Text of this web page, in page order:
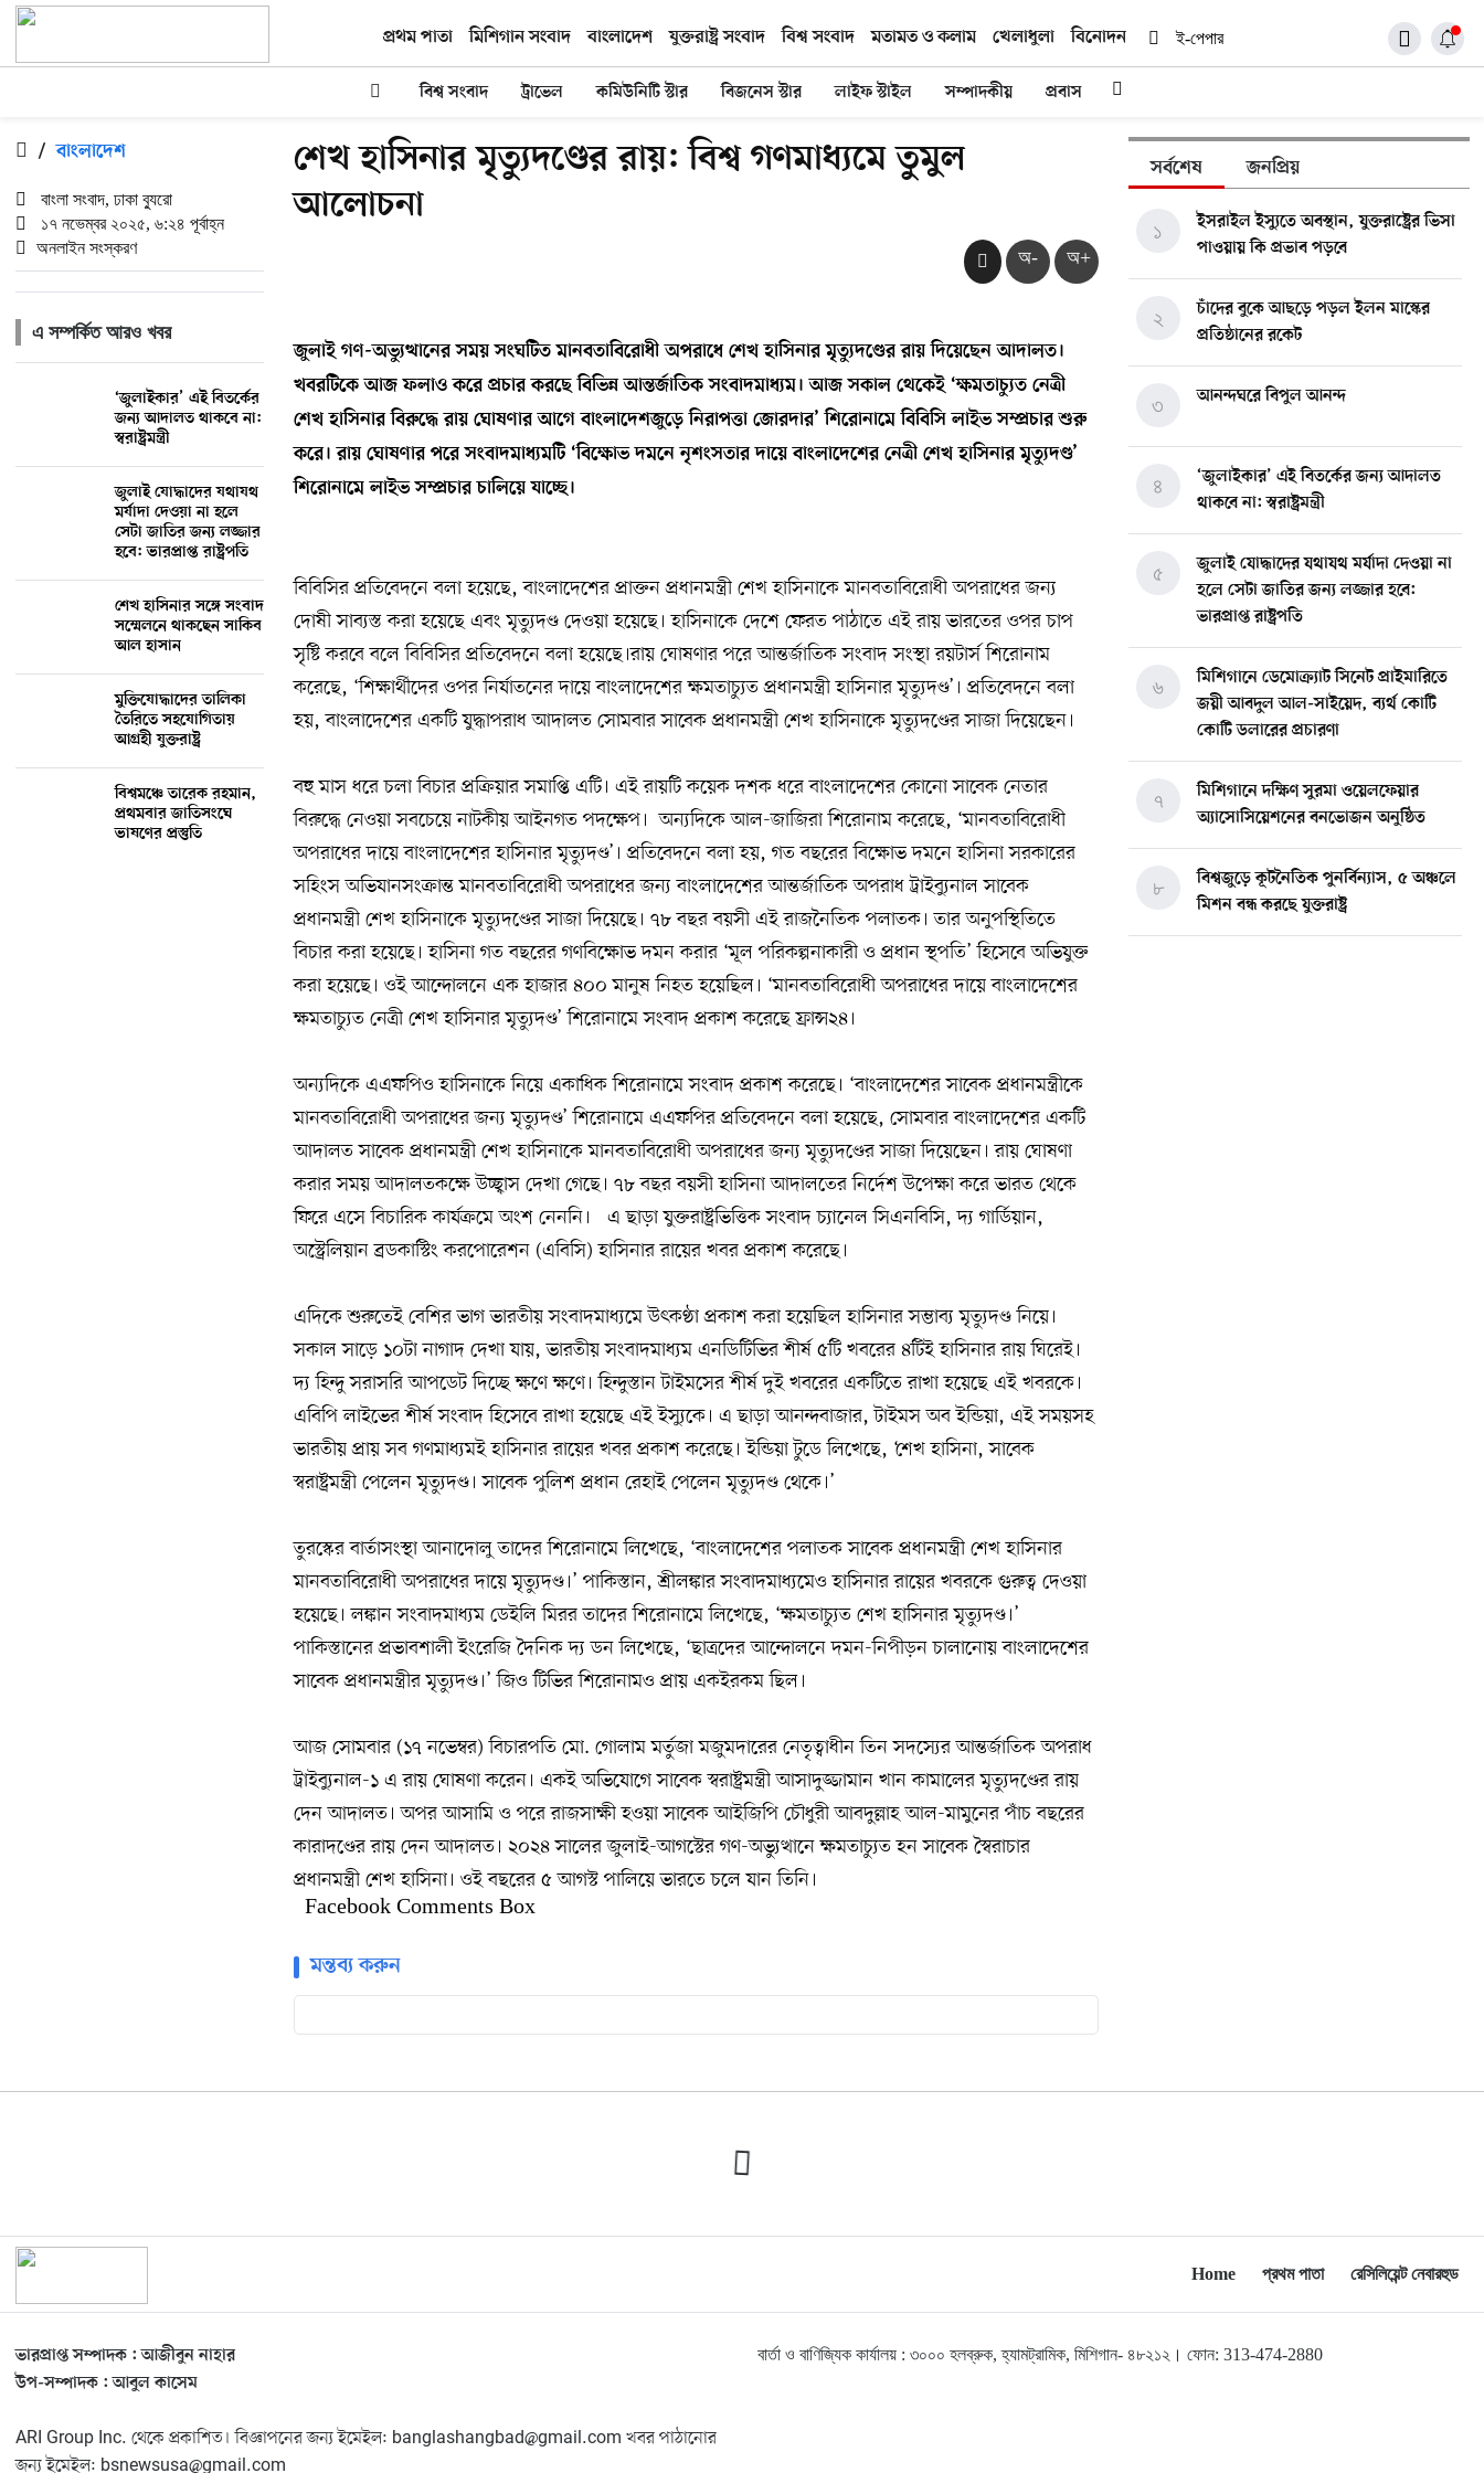
প্রথম পাতা মিশিগান সংবাদ বাংলাদেশ যুক্তরাষ্ট্র সংবাদ বিশ্ব সংবাদ মতামত ও কলাম খেলাধুলা বিনোদন ই-পেপার
বিশ্ব সংবাদ ট্রাভেল কমিউনিটি স্টার বিজনেস স্টার লাইফ স্টাইল সম্পাদকীয় প্রবাস
/ বাংলাদেশ
বাংলা সংবাদ, ঢাকা ব্যুরো
১৭ নভেম্বর ২০২৫, ৬:২৪ পূর্বাহ্ন
অনলাইন সংস্করণ
এ সম্পর্কিত আরও খবর
‘জুলাইকার’ এই বিতর্কের
জন্য আদালত থাকবে না:
স্বরাষ্ট্রমন্ত্রী
জুলাই যোদ্ধাদের যথাযথ
মর্যাদা দেওয়া না হলে
সেটা জাতির জন্য লজ্জার
হবে: ভারপ্রাপ্ত রাষ্ট্রপতি
শেখ হাসিনার সঙ্গে সংবাদ
সম্মেলনে থাকছেন সাকিব
আল হাসান
মুক্তিযোদ্ধাদের তালিকা
তৈরিতে সহযোগিতায়
আগ্রহী যুক্তরাষ্ট্র
বিশ্বমঞ্চে তারেক রহমান,
প্রথমবার জাতিসংঘে
ভাষণের প্রস্তুতি
শেখ হাসিনার মৃত্যুদণ্ডের রায়: বিশ্ব গণমাধ্যমে তুমুল
আলোচনা
অ- অ+
জুলাই গণ-অভ্যুত্থানের সময় সংঘটিত মানবতাবিরোধী অপরাধে শেখ হাসিনার মৃত্যুদণ্ডের রায় দিয়েছেন আদালত।
খবরটিকে আজ ফলাও করে প্রচার করছে বিভিন্ন আন্তর্জাতিক সংবাদমাধ্যম। আজ সকাল থেকেই ‘ক্ষমতাচ্যুত নেত্রী
শেখ হাসিনার বিরুদ্ধে রায় ঘোষণার আগে বাংলাদেশজুড়ে নিরাপত্তা জোরদার’ শিরোনামে বিবিসি লাইভ সম্প্রচার শুরু
করে। রায় ঘোষণার পরে সংবাদমাধ্যমটি ‘বিক্ষোভ দমনে নৃশংসতার দায়ে বাংলাদেশের নেত্রী শেখ হাসিনার মৃত্যুদণ্ড’
শিরোনামে লাইভ সম্প্রচার চালিয়ে যাচ্ছে।
বিবিসির প্রতিবেদনে বলা হয়েছে, বাংলাদেশের প্রাক্তন প্রধানমন্ত্রী শেখ হাসিনাকে মানবতাবিরোধী অপরাধের জন্য
দোষী সাব্যস্ত করা হয়েছে এবং মৃত্যুদণ্ড দেওয়া হয়েছে। হাসিনাকে দেশে ফেরত পাঠাতে এই রায় ভারতের ওপর চাপ
সৃষ্টি করবে বলে বিবিসির প্রতিবেদনে বলা হয়েছে।রায় ঘোষণার পরে আন্তর্জাতিক সংবাদ সংস্থা রয়টার্স শিরোনাম
করেছে, ‘শিক্ষার্থীদের ওপর নির্যাতনের দায়ে বাংলাদেশের ক্ষমতাচ্যুত প্রধানমন্ত্রী হাসিনার মৃত্যুদণ্ড’। প্রতিবেদনে বলা
হয়, বাংলাদেশের একটি যুদ্ধাপরাধ আদালত সোমবার সাবেক প্রধানমন্ত্রী শেখ হাসিনাকে মৃত্যুদণ্ডের সাজা দিয়েছেন।
বহু মাস ধরে চলা বিচার প্রক্রিয়ার সমাপ্তি এটি। এই রায়টি কয়েক দশক ধরে বাংলাদেশের কোনো সাবেক নেতার
বিরুদ্ধে নেওয়া সবচেয়ে নাটকীয় আইনগত পদক্ষেপ। অন্যদিকে আল-জাজিরা শিরোনাম করেছে, ‘মানবতাবিরোধী
অপরাধের দায়ে বাংলাদেশের হাসিনার মৃত্যুদণ্ড’। প্রতিবেদনে বলা হয়, গত বছরের বিক্ষোভ দমনে হাসিনা সরকারের
সহিংস অভিযানসংক্রান্ত মানবতাবিরোধী অপরাধের জন্য বাংলাদেশের আন্তর্জাতিক অপরাধ ট্রাইব্যুনাল সাবেক
প্রধানমন্ত্রী শেখ হাসিনাকে মৃত্যুদণ্ডের সাজা দিয়েছে। ৭৮ বছর বয়সী এই রাজনৈতিক পলাতক। তার অনুপস্থিতিতে
বিচার করা হয়েছে। হাসিনা গত বছরের গণবিক্ষোভ দমন করার ‘মূল পরিকল্পনাকারী ও প্রধান স্থপতি’ হিসেবে অভিযুক্ত
করা হয়েছে। ওই আন্দোলনে এক হাজার ৪০০ মানুষ নিহত হয়েছিল। ‘মানবতাবিরোধী অপরাধের দায়ে বাংলাদেশের
ক্ষমতাচ্যুত নেত্রী শেখ হাসিনার মৃত্যুদণ্ড’ শিরোনামে সংবাদ প্রকাশ করেছে ফ্রান্স২৪।
অন্যদিকে এএফপিও হাসিনাকে নিয়ে একাধিক শিরোনামে সংবাদ প্রকাশ করেছে। ‘বাংলাদেশের সাবেক প্রধানমন্ত্রীকে
মানবতাবিরোধী অপরাধের জন্য মৃত্যুদণ্ড’ শিরোনামে এএফপির প্রতিবেদনে বলা হয়েছে, সোমবার বাংলাদেশের একটি
আদালত সাবেক প্রধানমন্ত্রী শেখ হাসিনাকে মানবতাবিরোধী অপরাধের জন্য মৃত্যুদণ্ডের সাজা দিয়েছেন। রায় ঘোষণা
করার সময় আদালতকক্ষে উচ্ছ্বাস দেখা গেছে। ৭৮ বছর বয়সী হাসিনা আদালতের নির্দেশ উপেক্ষা করে ভারত থেকে
ফিরে এসে বিচারিক কার্যক্রমে অংশ নেননি। এ ছাড়া যুক্তরাষ্ট্রভিত্তিক সংবাদ চ্যানেল সিএনবিসি, দ্য গার্ডিয়ান,
অস্ট্রেলিয়ান ব্রডকাস্টিং করপোরেশন (এবিসি) হাসিনার রায়ের খবর প্রকাশ করেছে।
এদিকে শুরুতেই বেশির ভাগ ভারতীয় সংবাদমাধ্যমে উৎকণ্ঠা প্রকাশ করা হয়েছিল হাসিনার সম্ভাব্য মৃত্যুদণ্ড নিয়ে।
সকাল সাড়ে ১০টা নাগাদ দেখা যায়, ভারতীয় সংবাদমাধ্যম এনডিটিভির শীর্ষ ৫টি খবরের ৪টিই হাসিনার রায় ঘিরেই।
দ্য হিন্দু সরাসরি আপডেট দিচ্ছে ক্ষণে ক্ষণে। হিন্দুস্তান টাইমসের শীর্ষ দুই খবরের একটিতে রাখা হয়েছে এই খবরকে।
এবিপি লাইভের শীর্ষ সংবাদ হিসেবে রাখা হয়েছে এই ইস্যুকে। এ ছাড়া আনন্দবাজার, টাইমস অব ইন্ডিয়া, এই সময়সহ
ভারতীয় প্রায় সব গণমাধ্যমই হাসিনার রায়ের খবর প্রকাশ করেছে। ইন্ডিয়া টুডে লিখেছে, ‘শেখ হাসিনা, সাবেক
স্বরাষ্ট্রমন্ত্রী পেলেন মৃত্যুদণ্ড। সাবেক পুলিশ প্রধান রেহাই পেলেন মৃত্যুদণ্ড থেকে।’
তুরস্কের বার্তাসংস্থা আনাদোলু তাদের শিরোনামে লিখেছে, ‘বাংলাদেশের পলাতক সাবেক প্রধানমন্ত্রী শেখ হাসিনার
মানবতাবিরোধী অপরাধের দায়ে মৃত্যুদণ্ড।’ পাকিস্তান, শ্রীলঙ্কার সংবাদমাধ্যমেও হাসিনার রায়ের খবরকে গুরুত্ব দেওয়া
হয়েছে। লঙ্কান সংবাদমাধ্যম ডেইলি মিরর তাদের শিরোনামে লিখেছে, ‘ক্ষমতাচ্যুত শেখ হাসিনার মৃত্যুদণ্ড।’
পাকিস্তানের প্রভাবশালী ইংরেজি দৈনিক দ্য ডন লিখেছে, ‘ছাত্রদের আন্দোলনে দমন-নিপীড়ন চালানোয় বাংলাদেশের
সাবেক প্রধানমন্ত্রীর মৃত্যুদণ্ড।’ জিও টিভির শিরোনামও প্রায় একইরকম ছিল।
আজ সোমবার (১৭ নভেম্বর) বিচারপতি মো. গোলাম মর্তুজা মজুমদারের নেতৃত্বাধীন তিন সদস্যের আন্তর্জাতিক অপরাধ
ট্রাইব্যুনাল-১ এ রায় ঘোষণা করেন। একই অভিযোগে সাবেক স্বরাষ্ট্রমন্ত্রী আসাদুজ্জামান খান কামালের মৃত্যুদণ্ডের রায়
দেন আদালত। অপর আসামি ও পরে রাজসাক্ষী হওয়া সাবেক আইজিপি চৌধুরী আবদুল্লাহ আল-মামুনের পাঁচ বছরের
কারাদণ্ডের রায় দেন আদালত। ২০২৪ সালের জুলাই-আগস্টের গণ-অভ্যুত্থানে ক্ষমতাচ্যুত হন সাবেক স্বৈরাচার
প্রধানমন্ত্রী শেখ হাসিনা। ওই বছরের ৫ আগস্ট পালিয়ে ভারতে চলে যান তিনি।
Facebook Comments Box
মন্তব্য করুন
সর্বশেষ জনপ্রিয়
ইসরাইল ইস্যুতে অবস্থান, যুক্তরাষ্ট্রের ভিসা
পাওয়ায় কি প্রভাব পড়বে
১
চাঁদের বুকে আছড়ে পড়ল ইলন মাস্কের
প্রতিষ্ঠানের রকেট
২
আনন্দঘরে বিপুল আনন্দ
৩
‘জুলাইকার’ এই বিতর্কের জন্য আদালত
থাকবে না: স্বরাষ্ট্রমন্ত্রী
৪
জুলাই যোদ্ধাদের যথাযথ মর্যাদা দেওয়া না
হলে সেটা জাতির জন্য লজ্জার হবে:
ভারপ্রাপ্ত রাষ্ট্রপতি
৫
মিশিগানে ডেমোক্র্যাট সিনেট প্রাইমারিতে
জয়ী আবদুল আল-সাইয়েদ, ব্যর্থ কোটি
কোটি ডলারের প্রচারণা
৬
মিশিগানে দক্ষিণ সুরমা ওয়েলফেয়ার
অ্যাসোসিয়েশনের বনভোজন অনুষ্ঠিত
৭
বিশ্বজুড়ে কূটনৈতিক পুনর্বিন্যাস, ৫ অঞ্চলে
মিশন বন্ধ করছে যুক্তরাষ্ট্র
৮
Home প্রথম পাতা রেসিলিয়েন্ট নেবারহুড
ভারপ্রাপ্ত সম্পাদক : আজীবুন নাহার
উপ-সম্পাদক : আবুল কাসেম
ARI Group Inc. থেকে প্রকাশিত। বিজ্ঞাপনের জন্য ইমেইল: banglashangbad@gmail.com খবর পাঠানোর
জন্য ইমেইল: bsnewsusa@gmail.com
বার্তা ও বাণিজ্যিক কার্যালয় : ৩০০০ হলব্রুক, হ্যামট্রামিক, মিশিগান- ৪৮২১২। ফোন: 313-474-2880